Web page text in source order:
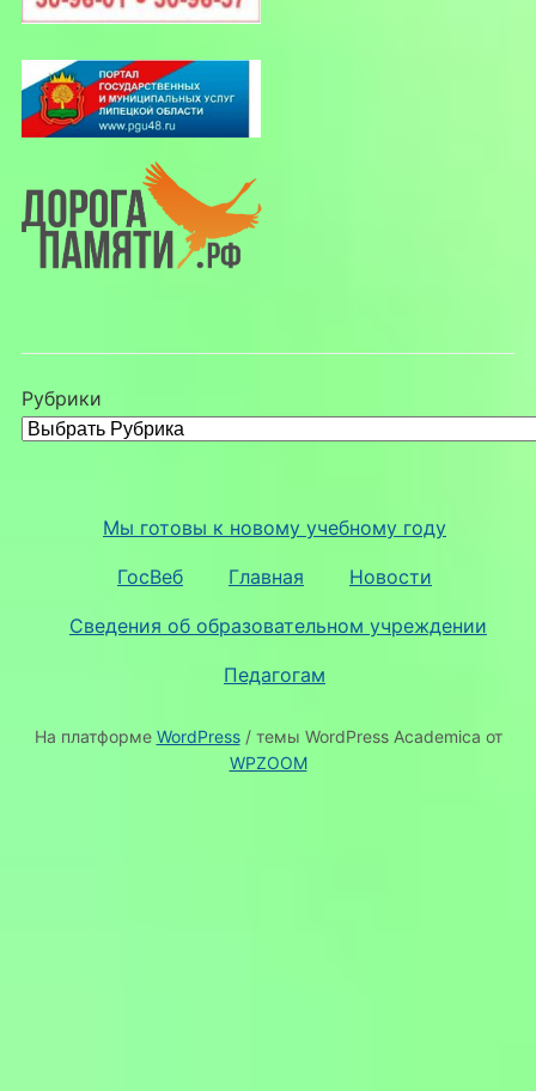
Рубрики
Мы готовы к новому учебному году
ГосВеб Главная Новости
Сведения об образовательном учреждении
Педагогам
На платформе WordPress/ темы WordPress Academica от
WPZOOM